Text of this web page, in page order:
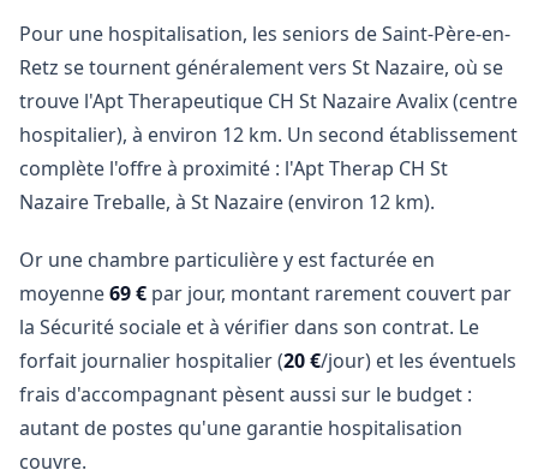
Pour une hospitalisation, les seniors de Saint-Père-en-
Retz se tournent généralement vers St Nazaire, où se
trouve l'Apt Therapeutique CH St Nazaire Avalix (centre
hospitalier), à environ 12 km. Un second établissement
complète l'offre à proximité : l'Apt Therap CH St
Nazaire Treballe, à St Nazaire (environ 12 km).
Or une chambre particulière y est facturée en
moyenne69 € par jour, montant rarement couvert par
la Sécurité sociale et à vérifier dans son contrat. Le
forfait journalier hospitalier (20 €/jour) et les éventuels
frais d'accompagnant pèsent aussi sur le budget :
autant de postes qu'une garantie hospitalisation
couvre.